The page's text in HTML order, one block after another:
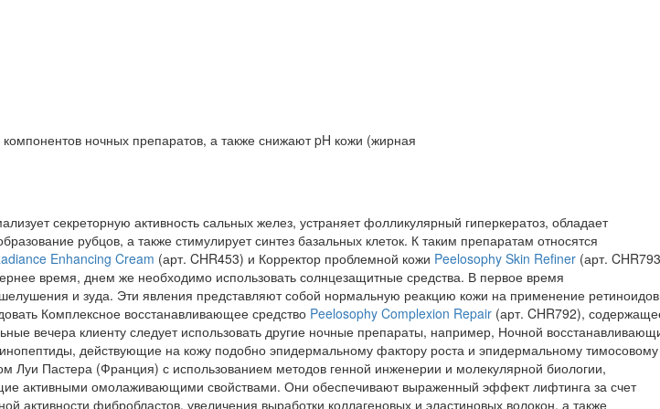
ночных препаратов, а также снижают pH кожи (жирная
секреторную активность сальных желез, устраняет фолликулярный гиперкератоз, обладает
рубцов, а также стимулирует синтез базальных клеток. К таким препаратам относятся
Enhancing Cream (арт. CHR453) и Корректор проблемной кожи Peelosophy Skin Refiner (арт.
время, днем же необходимо использовать солнцезащитные средства. В первое время
и зуда. Эти явления представляют собой нормальную реакцию кожи на применение
Комплексное восстанавливающее средство Peelosophy Complexion Repair (арт. CHR792),
вечера клиенту следует использовать другие ночные препараты, например, Ночной
действующие на кожу подобно эпидермальному фактору роста и эпидермальному тимосовому
Пастера (Франция) с использованием методов генной инженерии и молекулярной биологии,
активными омолаживающими свойствами. Они обеспечивают выраженный эффект лифтинга за счет
активности фибробластов, увеличения выработки коллагеновых и эластиновых волокон, а также